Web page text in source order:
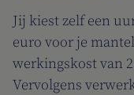
Jij kiest zelf een
euro voor je
werkingskost van
Vervolgens